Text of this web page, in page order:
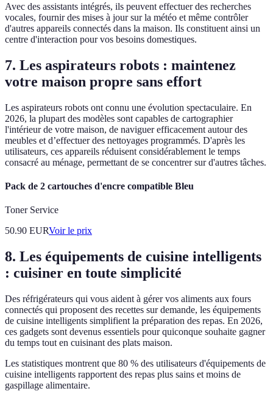
Avec des assistants intégrés, ils peuvent effectuer des recherches
vocales, fournir des mises à jour sur la météo et même contrôler
d'autres appareils connectés dans la maison. Ils constituent ainsi un
centre d'interaction pour vos besoins domestiques.
7. Les aspirateurs robots : maintenez
votre maison propre sans effort
Les aspirateurs robots ont connu une évolution spectaculaire. En
2026, la plupart des modèles sont capables de cartographier
l'intérieur de votre maison, de naviguer efficacement autour des
meubles et d’effectuer des nettoyages programmés. D'après les
utilisateurs, ces appareils réduisent considérablement le temps
consacré au ménage, permettant de se concentrer sur d'autres tâches.
Pack de 2 cartouches d'encre compatible Bleu
Toner Service
50.90 EURVoir le prix
8. Les équipements de cuisine intelligents
: cuisiner en toute simplicité
Des réfrigérateurs qui vous aident à gérer vos aliments aux fours
connectés qui proposent des recettes sur demande, les équipements
de cuisine intelligents simplifient la préparation des repas. En 2026,
ces gadgets sont devenus essentiels pour quiconque souhaite gagner
du temps tout en cuisinant des plats maison.
Les statistiques montrent que 80 % des utilisateurs d'équipements de
cuisine intelligents rapportent des repas plus sains et moins de
gaspillage alimentaire.